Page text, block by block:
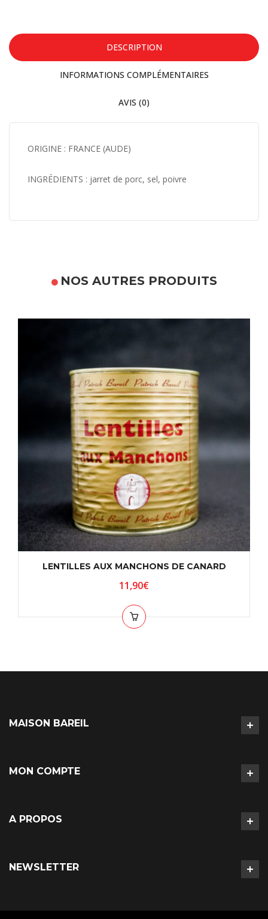
DESCRIPTION
INFORMATIONS COMPLÉMENTAIRES
AVIS (0)
ORIGINE : FRANCE (AUDE)
INGRÉDIENTS : jarret de porc, sel, poivre
NOS AUTRES PRODUITS
LENTILLES AUX MANCHONS DE CANARD
11,90€
MAISON BAREIL
MON COMPTE
A PROPOS
NEWSLETTER